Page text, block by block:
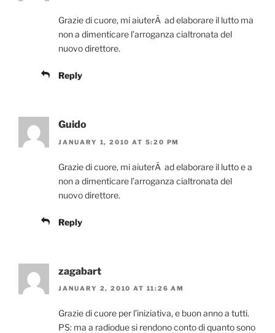
Grazie di cuore, mi aiuterÃ ad elaborare il lutto ma
non a dimenticare l’arroganza cialtronata del
nuovo direttore.
Reply
Guido
JANUARY 1, 2010 AT 5:20 PM
Grazie di cuore, mi aiuterÃ ad elaborare il lutto e a
non a dimenticare l’arroganza cialtronata del
nuovo direttore.
Reply
zagabart
JANUARY 2, 2010 AT 11:26 AM
Grazie di cuore per l’iniziativa, e buon anno a tutti.
PS: ma a radiodue si rendono conto di quanto sono